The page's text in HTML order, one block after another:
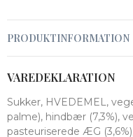
PRODUKTINFORMATION
VAREDEKLARATION
Sukker, HVEDEMEL,
palme), hindbær (7,3%),
pasteuriserede ÆG